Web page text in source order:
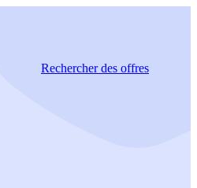
Rechercherdes offres